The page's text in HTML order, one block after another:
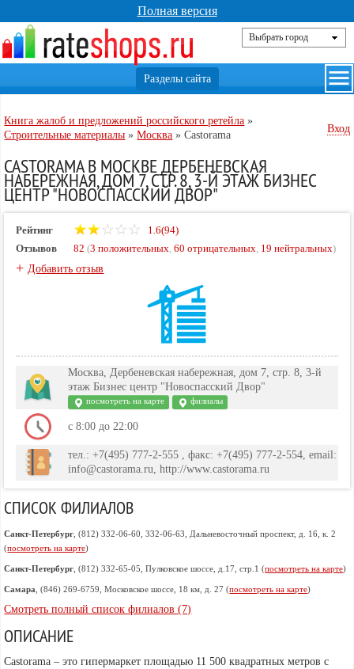
Полная версия
Книга жалоб и предложений российского ретейла »
Строительные материалы »Москва »Castorama
Вход
CASTORAMA В МОСКВЕ ДЕРБЕНЕВСКАЯ
НАБЕРЕЖНАЯ, ДОМ 7, СТР. 8, 3-Й ЭТАЖ БИЗНЕС
ЦЕНТР "НОВОСПАССКИЙ ДВОР"
Рейтинг
1.6(94)
Отзывов
82 (3 положительных,60 отрицательных, 19 нейтральных)
+Добавить отзыв
Москва, Дербеневская набережная, дом 7, стр. 8, 3-й
этаж Бизнес центр "Новоспасский Двор"
посмотреть на карте филиалы
с 8:00 до 22:00
тел.: +7(495) 777-2-555 , факс: +7(495) 777-2-554, email:
info@castorama.ru, http://www.castorama.ru
СПИСОК ФИЛИАЛОВ
Санкт-Петербург , (812) 332-06-60, 332-06-63, Дальневосточный проспект, д. 16, к. 2
(посмотреть на карте)
Санкт-Петербург , (812) 332-65-05, Пулковское шоссе, д.17, стр.1 (посмотреть на карте)
Самара , (846) 269-6759, Московское шоссе, 18 км, д. 27 (посмотреть на карте)
Смотреть полный список филиалов (7)
ОПИСАНИЕ
Castorama – это гипермаркет площадью 11 500 квадратных метров с